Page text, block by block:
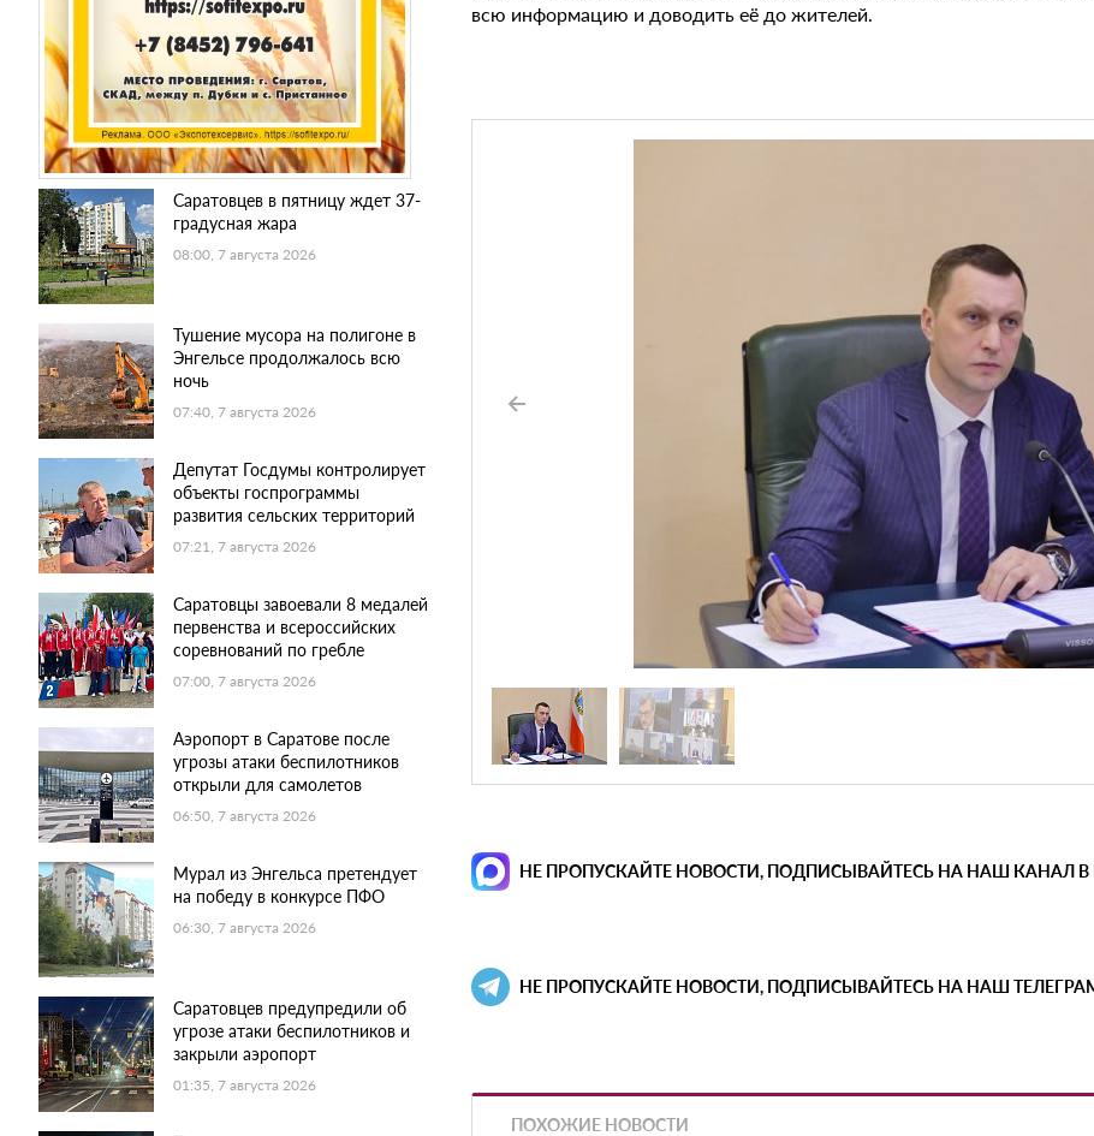
Саратовцев в пятницу ждет 37-
градусная жара
08:00, 7 августа 2026
Тушение мусора на полигоне в
Энгельсе продолжалось всю
ночь
07:40, 7 августа 2026
Депутат Госдумы контролирует
объекты госпрограммы
развития сельских территорий
07:21, 7 августа 2026
Саратовцы завоевали 8 медалей
первенства и всероссийских
соревнований по гребле
07:00, 7 августа 2026
Аэропорт в Саратове после
угрозы атаки беспилотников
открыли для самолетов
06:50, 7 августа 2026
Мурал из Энгельса претендует
на победу в конкурсе ПФО
06:30, 7 августа 2026
Саратовцев предупредили об
угрозе атаки беспилотников и
закрыли аэропорт
01:35, 7 августа 2026
всю информацию и доводить её до жителей.
НЕ ПРОПУСКАЙТЕ НОВОСТИ, ПОДПИСЫВАЙТЕСЬ НА НАШ КАНАЛ В
НЕ ПРОПУСКАЙТЕ НОВОСТИ, ПОДПИСЫВАЙТЕСЬ НА НАШ
ПОХОЖИЕ НОВОСТИ